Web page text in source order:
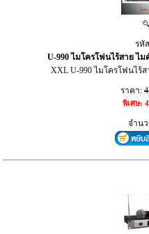
รหั
U-990 ไมโครโฟนไร้สาย ไม
XXL U-990 ไมโครโฟนไร้ส
ราคา:
พิเศษ:
จำน